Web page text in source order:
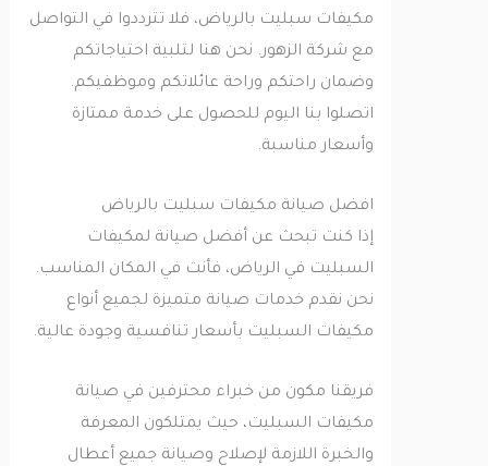
مكيفات سبليت بالرياض، فلا تترددوا في التواصل
مع شركة الزهور. نحن هنا لتلبية احتياجاتكم
وضمان راحتكم وراحة عائلاتكم وموظفيكم.
اتصلوا بنا اليوم للحصول على خدمة ممتازة
وأسعار مناسبة.
افضل صيانة مكيفات سبليت بالرياض
إذا كنت تبحث عن أفضل صيانة لمكيفات
السبليت في الرياض، فأنت في المكان المناسب.
نحن نقدم خدمات صيانة متميزة لجميع أنواع
مكيفات السبليت بأسعار تنافسية وجودة عالية.
فريقنا مكون من خبراء محترفين في صيانة
مكيفات السبليت، حيث يمتلكون المعرفة
والخبرة اللازمة لإصلاح وصيانة جميع أعطال